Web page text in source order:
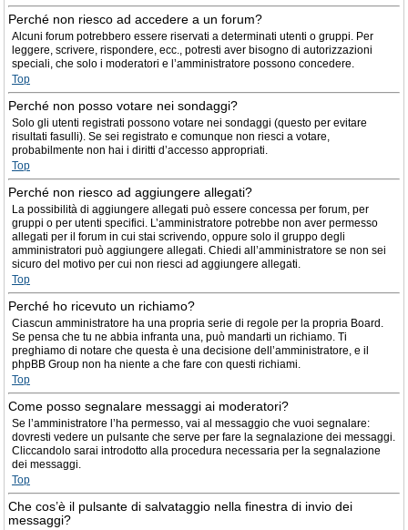
Perché non riesco ad accedere a un forum?
Alcuni forum potrebbero essere riservati a determinati utenti o gruppi. Per
leggere, scrivere, rispondere, ecc., potresti aver bisogno di autorizzazioni
speciali, che solo i moderatori e l’amministratore possono concedere.
Top
Perché non posso votare nei sondaggi?
Solo gli utenti registrati possono votare nei sondaggi (questo per evitare
risultati fasulli). Se sei registrato e comunque non riesci a votare,
probabilmente non hai i diritti d’accesso appropriati.
Top
Perché non riesco ad aggiungere allegati?
La possibilità di aggiungere allegati può essere concessa per forum, per
gruppi o per utenti specifici. L’amministratore potrebbe non aver permesso
allegati per il forum in cui stai scrivendo, oppure solo il gruppo degli
amministratori può aggiungere allegati. Chiedi all’amministratore se non sei
sicuro del motivo per cui non riesci ad aggiungere allegati.
Top
Perché ho ricevuto un richiamo?
Ciascun amministratore ha una propria serie di regole per la propria Board.
Se pensa che tu ne abbia infranta una, può mandarti un richiamo. Ti
preghiamo di notare che questa è una decisione dell’amministratore, e il
phpBB Group non ha niente a che fare con questi richiami.
Top
Come posso segnalare messaggi ai moderatori?
Se l’amministratore l’ha permesso, vai al messaggio che vuoi segnalare:
dovresti vedere un pulsante che serve per fare la segnalazione dei messaggi.
Cliccandolo sarai introdotto alla procedura necessaria per la segnalazione
dei messaggi.
Top
Che cos’è il pulsante di salvataggio nella finestra di invio dei
messaggi?